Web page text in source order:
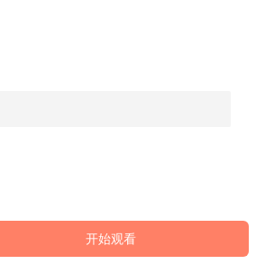
开始观看